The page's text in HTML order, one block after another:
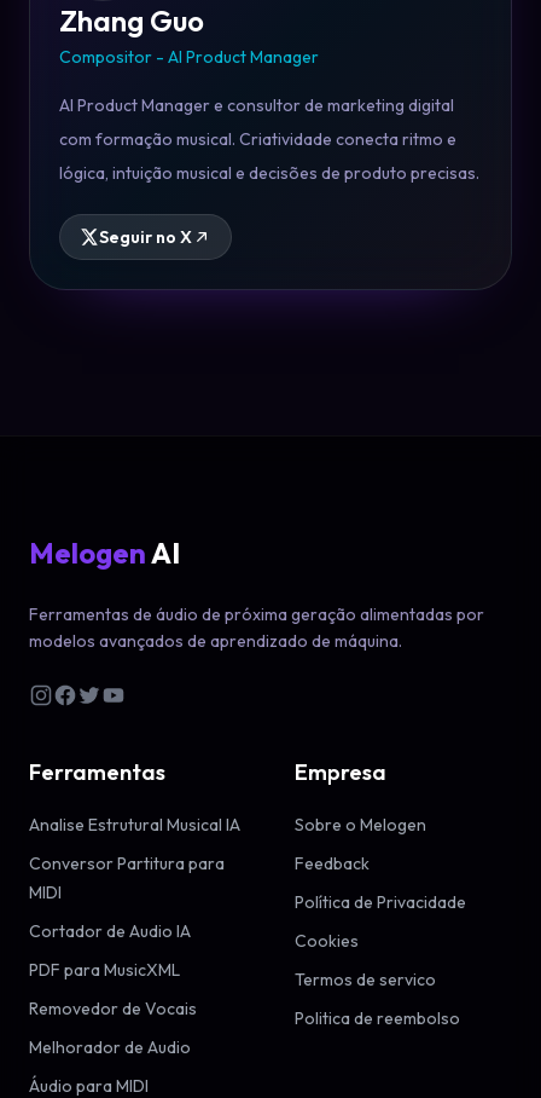
Zhang Guo
Compositor - AI Product Manager
AI Product Manager e consultor de marketing digital
com formação musical. Criatividade conecta ritmo e
lógica, intuição musical e decisões de produto precisas.
Seguir no X
MelogenAI
Ferramentas de áudio de próxima geração alimentadas por
modelos avançados de aprendizado de máquina.
Ferramentas
Analise Estrutural Musical IA
Conversor Partitura para
MIDI
Cortador de Audio IA
PDF para MusicXML
Removedor de Vocais
Melhorador de Audio
Áudio para MIDI
Empresa
Sobre o Melogen
Feedback
Política de Privacidade
Cookies
Termos de servico
Politica de reembolso